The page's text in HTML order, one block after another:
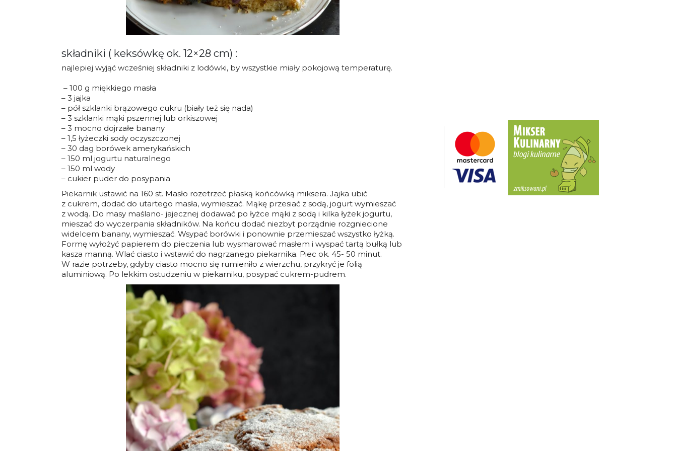
składniki ( keksówkę ok. 12×28 cm) :
najlepiej wyjąć wcześniej składniki z lodówki, by wszystkie miały pokojową temperaturę.
– 100 g miękkiego masła
– 3 jajka
– pół szklanki brązowego cukru (biały też się nada)
– 3 szklanki mąki pszennej lub orkiszowej
– 3 mocno dojrzałe banany
– 1,5 łyżeczki sody oczyszczonej
– 30 dag borówek amerykańskich
– 150 ml jogurtu naturalnego
– 150 ml wody
– cukier puder do posypania
Piekarnik ustawić na 160 st. Masło rozetrzeć płaską końcówką miksera. Jajka ubić
z cukrem, dodać do utartego masła, wymieszać. Mąkę przesiać z sodą, jogurt wymieszać
z wodą. Do masy maślano- jajecznej dodawać po łyżce mąki z sodą i kilka łyżek jogurtu,
mieszać do wyczerpania składników. Na końcu dodać niezbyt porządnie rozgniecione
widelcem banany, wymieszać. Wsypać borówki i ponownie przemieszać wszystko łyżką.
Formę wyłożyć papierem do pieczenia lub wysmarować masłem i wyspać tartą bułką lub
kasza manną. Wlać ciasto i wstawić do nagrzanego piekarnika. Piec ok. 45- 50 minut.
W razie potrzeby, gdyby ciasto mocno się rumieniło z wierzchu, przykryć je folią
aluminiową. Po lekkim ostudzeniu w piekarniku, posypać cukrem-pudrem.